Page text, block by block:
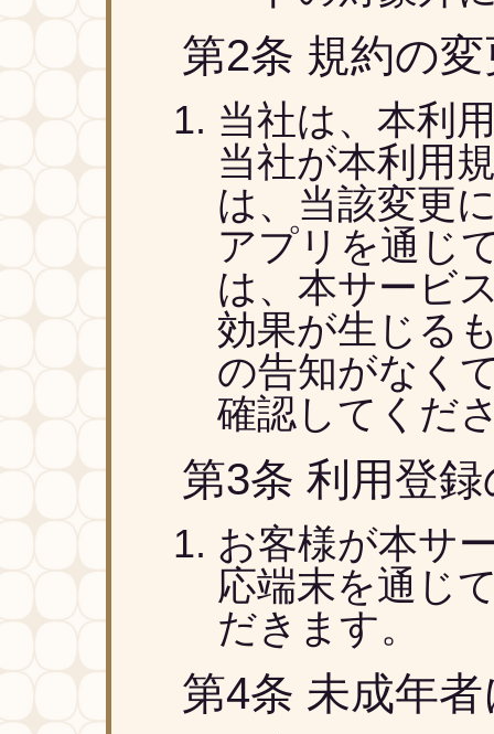
第2条 規約の変
当社は、本利
当社が本利用
は、当該変更
アプリを通じ
は、本サービ
効果が生じる
の告知がなく
確認してくだ
第3条 利用登
お客様が本サ
応端末を通じ
だきます。
第4条 未成年